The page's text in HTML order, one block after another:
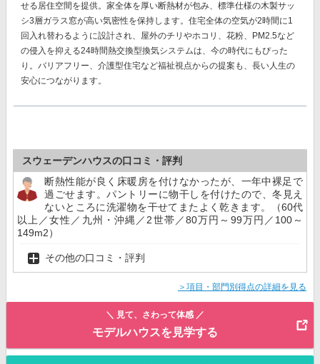
せる居住空間を提供。家全体を厚い断熱材が包み、 標準仕様の木製サッ
シ3層ガラス窓が高い気密性を保持します。住宅全体の空気が2時間に1
回入れ替わるように設計され、屋外のチリやホコリ、花粉、PM2.5など
の侵入を抑える24時間熱交換型換気システムは、今の時代にもぴった
り。バリアフリー、介護型住宅など福祉視点からの提案も、長い人生の
安心につながります。
スウェーデンハウスの口コミ・評判
断熱性能が良く床暖房を付けなかったが、一年中裸足で
過ごせます。パントリーに物干しを付けたので、冬見え
ないところに洗濯物を干せてまたよく乾きます。（60代
以上／女性／九州・沖縄／2世帯／80万円～99万円／100～
149m2）
その他の口コミ・評判
＞項目・部門別得点の詳細を見る
＼ 見て、さわって体感 ／
モデルハウスを見学する